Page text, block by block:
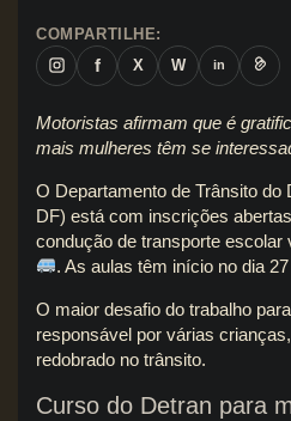
COMPARTILHE:
f X W in
Motoristas afirmam que é
mais mulheres têm se
O Departamento de Trânsito do
DF) está com inscrições
condução de transporte escolar
. As aulas têm início no dia
O maior desafio do trabalho
responsável por várias
redobrado no trânsito.
Curso do Detran para